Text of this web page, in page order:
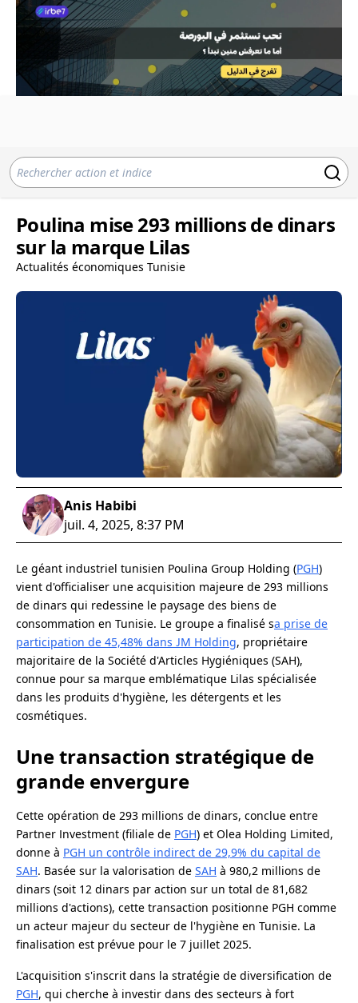
Poulina mise 293 millions de dinars
sur la marque Lilas
Actualités économiques Tunisie
Anis Habibi
juil. 4, 2025, 8:37 PM
Le géant industriel tunisien Poulina Group Holding (PGH)
vient d'officialiser une acquisition majeure de 293 millions
de dinars qui redessine le paysage des biens de
consommation en Tunisie. Le groupe a finalisé sa prise de
participation de 45,48% dans JM Holding, propriétaire
majoritaire de la Société d'Articles Hygiéniques (SAH),
connue pour sa marque emblématique Lilas spécialisée
dans les produits d'hygiène, les détergents et les
cosmétiques.
Une transaction stratégique de
grande envergure
Cette opération de 293 millions de dinars, conclue entre
Partner Investment (filiale de PGH) et Olea Holding Limited,
donne à PGH un contrôle indirect de 29,9% du capital de
SAH. Basée sur la valorisation de SAH à 980,2 millions de
dinars (soit 12 dinars par action sur un total de 81,682
millions d'actions), cette transaction positionne PGH comme
un acteur majeur du secteur de l'hygiène en Tunisie. La
finalisation est prévue pour le 7 juillet 2025.
L'acquisition s'inscrit dans la stratégie de diversification de
PGH, qui cherche à investir dans des secteurs à fort